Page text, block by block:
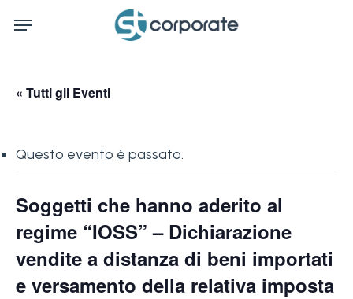
Menu
« Tutti gli Eventi
Questo evento è passato.
Soggetti che hanno aderito al
regime “IOSS” – Dichiarazione
vendite a distanza di beni importati
e versamento della relativa imposta